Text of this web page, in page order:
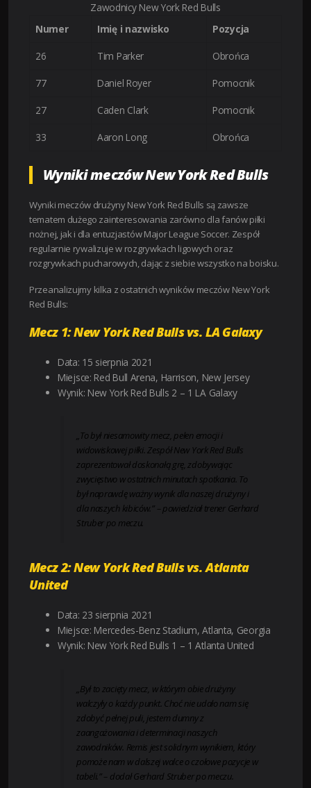
Zawodnicy New York Red Bulls
Numer
Imię i nazwisko Pozycja
26 Tim Parker Obrońca
77 Daniel Royer Pomocnik
27 Caden Clark Pomocnik
33 Aaron Long Obrońca
Wyniki meczów New York Red Bulls
Wyniki meczów drużyny New York Red Bulls są zawsze
tematem dużego zainteresowania zarówno dla fanów piłki
nożnej, jak i dla entuzjastów Major League Soccer. Zespół
regularnie rywalizuje w rozgrywkach ligowych oraz
rozgrywkach pucharowych, dając z siebie wszystko na boisku.
Przeanalizujmy kilka z ostatnich wyników meczów New York
Red Bulls:
Mecz 1: New York Red Bulls vs. LA Galaxy
Data: 15 sierpnia 2021
Miejsce: Red Bull Arena, Harrison, New Jersey
Wynik: New York Red Bulls 2 – 1 LA Galaxy
„To był niesamowity mecz, pełen emocji i
widowiskowej piłki. Zespół New York Red Bulls
zaprezentował doskonałą grę, zdobywając
zwycięstwo w ostatnich minutach spotkania. To
był naprawdę ważny wynik dla naszej drużyny i
dla naszych kibiców.” – powiedział trener Gerhard
Struber po meczu.
Mecz 2: New York Red Bulls vs. Atlanta
United
Data: 23 sierpnia 2021
Miejsce: Mercedes-Benz Stadium, Atlanta, Georgia
Wynik: New York Red Bulls 1 – 1 Atlanta United
„Był to zacięty mecz, w którym obie drużyny
walczyły o każdy punkt. Choć nie udało nam się
zdobyć pełnej puli, jestem dumny z
zaangażowania i determinacji naszych
zawodników. Remis jest solidnym wynikiem, który
pomoże nam w dalszej walce o czołowe pozycje w
tabeli.” – dodał Gerhard Struber po meczu.